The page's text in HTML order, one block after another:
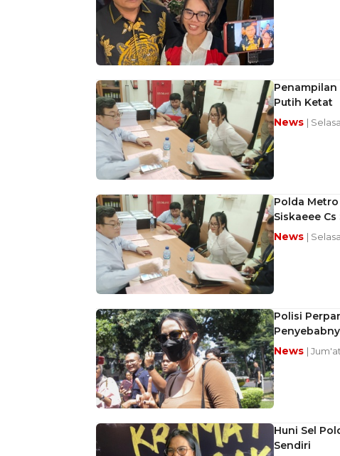
Penampilan
Putih Ketat
News |
Polda Metro
Siskaeee
News |
Polisi
News |
Huni Sel
Sendiri